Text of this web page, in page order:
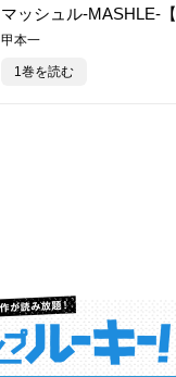
マッシュル-MASHLE-
甲本一
1巻を読む